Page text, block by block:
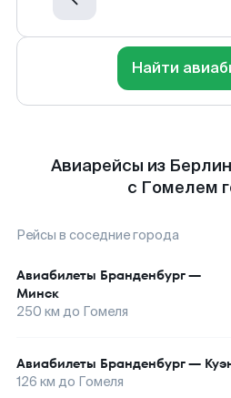
Найти
Авиарейсы из
с Гомелем
Рейсы в соседние города
Авиабилеты Бранденбург—
Минск
250 км до Гомеля
Авиабилеты Бранденбург—
126 км до Гомеля